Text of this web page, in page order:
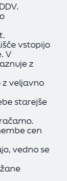
vstopijo
V
z
z veljavno
starejše
cen
vedno se